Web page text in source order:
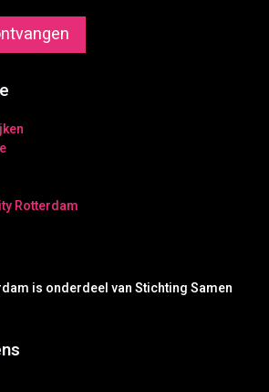
Rotterdam
is onderdeel van Stichting Samen